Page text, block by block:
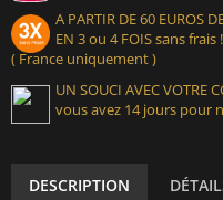
A PARTIR DE 60 EUROS
EN 3 ou 4 FOIS sans frais
( France uniquement )
UN SOUCI AVEC VOTRE
vous avez 14 jours pour
DESCRIPTION